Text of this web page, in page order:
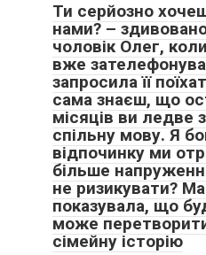
Ти серйозно
нами? –
чоловік Олег,
вже
запросила її
сама знаєш, що
місяців ви ледве
спільну мову. Я
відпочинку ми
більше
не ризикувати?
показувала, що
може
сімейну історію